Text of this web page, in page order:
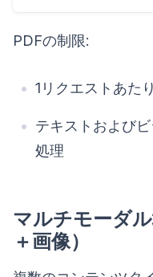
PDFの制限:
1リクエストあた
テキストおよび
処理
マルチモーダ
＋画像）